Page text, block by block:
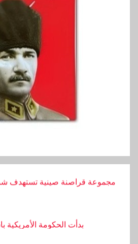
دخل خريجي الجامعات في تركيا
مجموعة قراصنة صينية تستهدف
بدأت الحكومة الأمريكية